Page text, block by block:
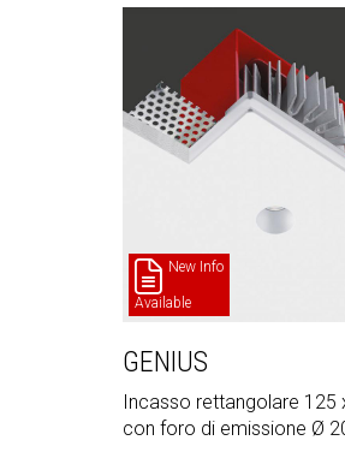
New Info
Available
GENIUS
Incasso rettangolare 125
con foro di emissione Ø